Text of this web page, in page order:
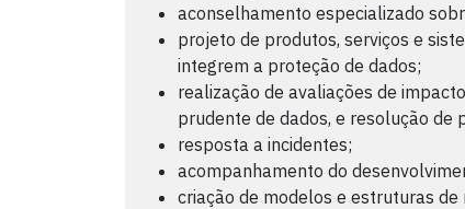
aconselhamento especializado
projeto de produtos, serviços e
integrem a proteção de dados;
realização de avaliações de
prudente de dados, e resolução
resposta a incidentes;
acompanhamento do
criação de modelos e estruturas de